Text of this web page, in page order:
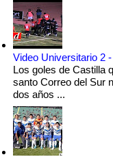
Video Universitario 2
Los goles de Castilla
santo Correo del Sur
dos años ...